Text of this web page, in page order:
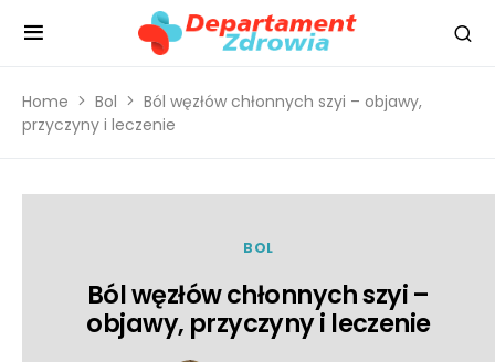
Home Bol
Ból węzłów chłonnych szyi – objawy,
przyczyny i leczenie
BOL
Ból węzłów chłonnych szyi –
objawy, przyczyny i leczenie